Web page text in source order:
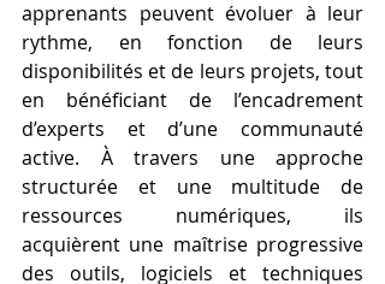
apprenants peuvent évoluer à leur
rythme, en fonction de leurs
disponibilités et de leurs projets, tout
en bénéficiant de l’encadrement
d’experts et d’une communauté
active. À travers une approche
structurée et une multitude de
ressources numériques, ils
acquièrent une maîtrise progressive
des outils, logiciels et techniques